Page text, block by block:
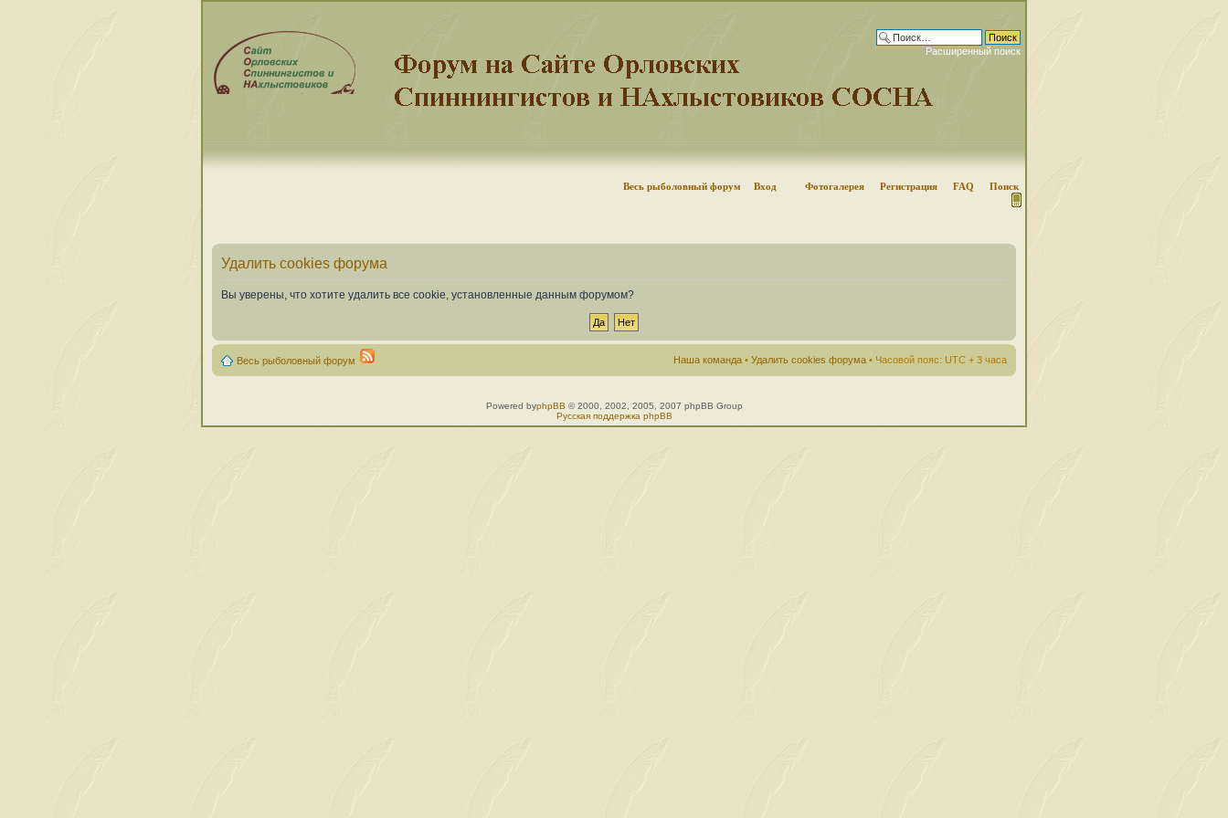
Расширенный поиск
Весь рыболовный форум Вход Фотогалерея Регистрация FAQ Поиск
Удалить cookies форума
Вы уверены, что хотите удалить все cookie, установленные данным форумом?
Весь рыболовный форум Наша команда • Удалить cookies форума • Часовой пояс: UTC + 3 часа
Powered byphpBB © 2000, 2002, 2005, 2007 phpBB Group
Русская поддержка phpBB